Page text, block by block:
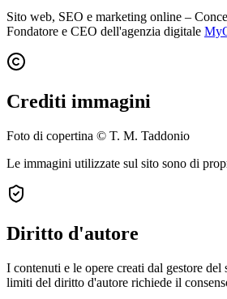
Sito web, SEO e marketing online –
Fondatore e CEO dell'agenzia digitale
Crediti immagini
Foto di copertina © T. M. Taddonio
Le immagini utilizzate sul sito sono di
Diritto d'autore
I contenuti e le opere creati dal gestore
limiti del diritto d'autore richiede il